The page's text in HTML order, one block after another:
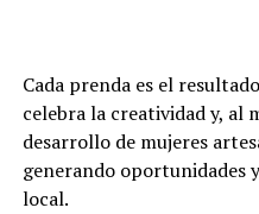
Cada prenda es el
celebra la creatividad y, al
desarrollo de mujeres
generando oportunidades
local.